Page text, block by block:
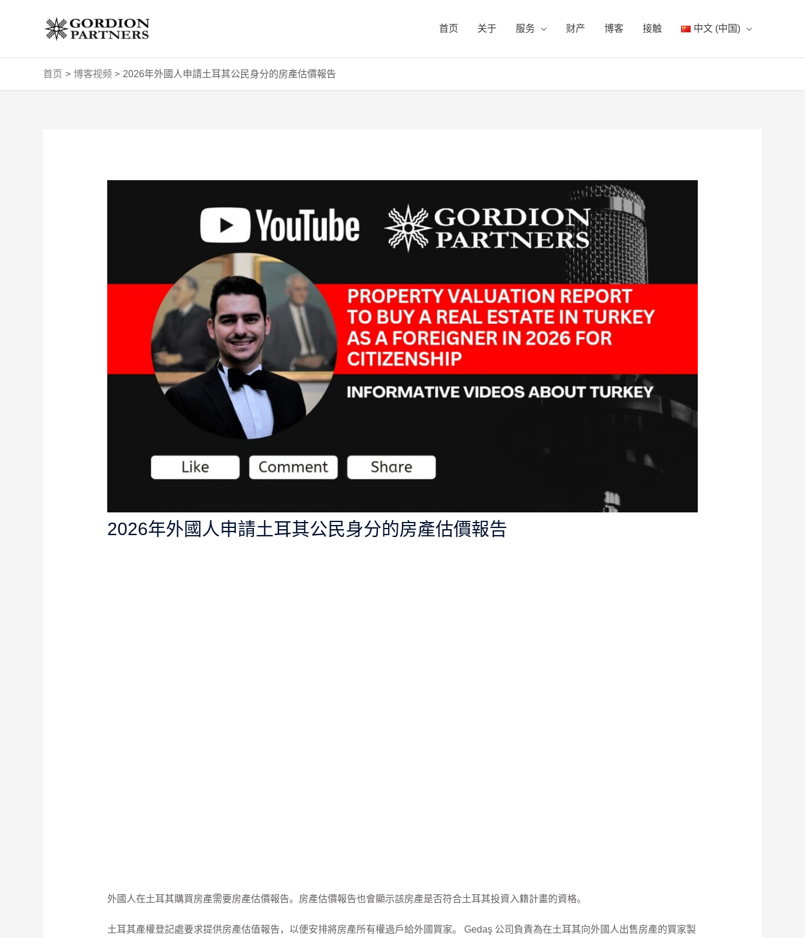
首页 关于 服务 财产 博客 接触 中文 (中国)
首页 博客视频 2026年外國人申請土耳其公民身分的房產估價報告
2026年外國人申請土耳其公民身分的房產估價報告
外國人在土耳其購買房產需要房產估價報告。房產估價報告也會顯示該房產是否符合土耳其投資入籍計畫的資格。
土耳其產權登記處要求提供房產估值報告，以便安排將房產所有權過戶給外國買家。 Gedaş 公司負責為在土耳其向外國人出售房產的買家製